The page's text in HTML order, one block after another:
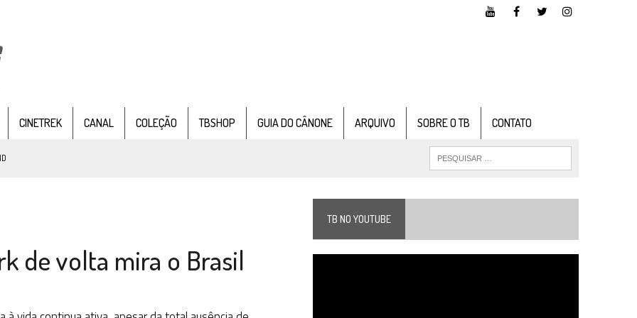
CINETREK CANAL COLEÇÃO TBSHOP GUIA DO CÂNONE ARQUIVO SOBRE O TB CONTATO
DE STRANGE NEW WORDS
FILME DE FÃS AXANAR HORAS APÓS ESTREIA
– “THE GRIFFIN INCIDENT” (4×02)
de volta mira o Brasil
TB NO YOUTUBE